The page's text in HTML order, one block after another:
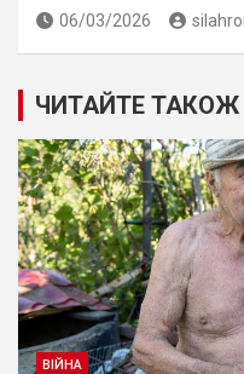
06/03/2026
ЧИТАЙТЕ ТАКОЖ
ВІЙНА